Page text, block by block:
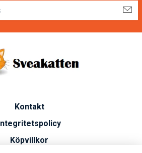
Kontakt
Integritetspolicy
Köpvillkor